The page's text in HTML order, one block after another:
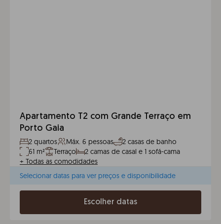
Apartamento T2 com Grande Terraço em
Porto Gaia
2 quartos Máx. 6 pessoas
2 casas de banho
61 m²
Terraço
2 camas de casal e 1 sofá-cama
+ Todas as comodidades
Selecionar datas para ver preços e disponibilidade
Escolher datas